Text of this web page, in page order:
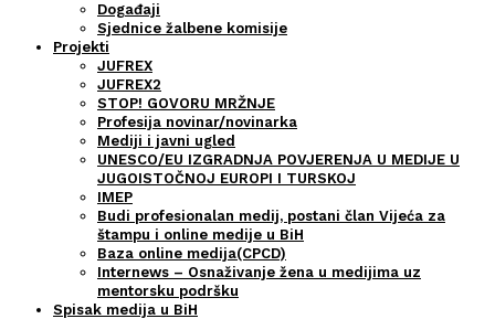
Događaji
Sjednice žalbene komisije
Projekti
JUFREX
JUFREX2
STOP! GOVORU MRŽNJE
Profesija novinar/novinarka
Mediji i javni ugled
UNESCO/EU IZGRADNJA POVJERENJA U MEDIJE U
JUGOISTOČNOJ EUROPI I TURSKOJ
IMEP
Budi profesionalan medij, postani član Vijeća za
štampu i online medije u BiH
Baza online medija(CPCD)
Internews – Osnaživanje žena u medijima uz
mentorsku podršku
Spisak medija u BiH